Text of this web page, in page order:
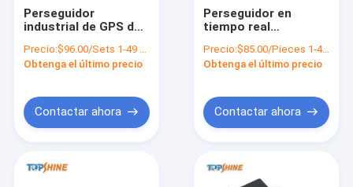
Perseguidor
industrial de GPS de
G/M 4G con el botón
de pánico el SOS
Precio:$96.00/Sets 1-49 Sets
Obtenga el último precio
Contactar ahora
Perseguidor en
tiempo real
4G GPS para la
gestión 450mAh de la
Precio:$85.00/Pieces 1-49 Pieces
Obtenga el último precio
Contactar ahora